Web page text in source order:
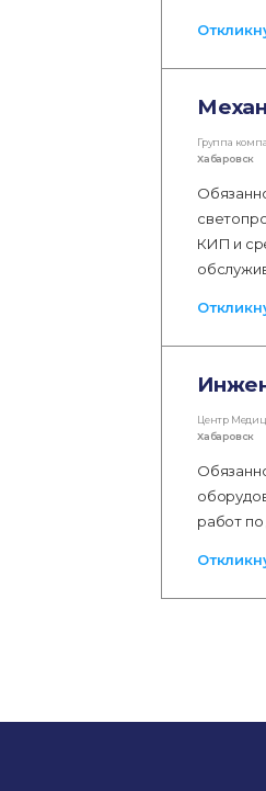
Группа
Хабаровск
КИП и
Центр
Хабаровск
работ по